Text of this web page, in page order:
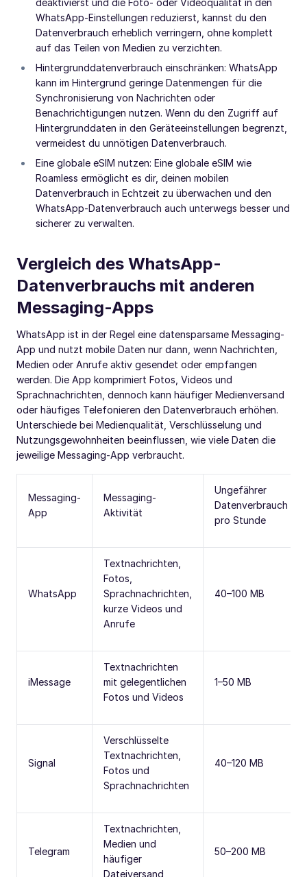
WhatsApp-Einstellungen reduzierst, kannst du den
Datenverbrauch erheblich verringern, ohne komplett
auf das Teilen von Medien zu verzichten.
Hintergrunddatenverbrauch einschränken: WhatsApp
kann im Hintergrund geringe Datenmengen für die
Synchronisierung von Nachrichten oder
Benachrichtigungen nutzen. Wenn du den Zugriff auf
Hintergrunddaten in den Geräteeinstellungen begrenzt,
vermeidest du unnötigen Datenverbrauch.
Eine globale eSIM nutzen: Eine globale eSIM wie
Roamless ermöglicht es dir, deinen mobilen
Datenverbrauch in Echtzeit zu überwachen und den
WhatsApp-Datenverbrauch auch unterwegs besser und
sicherer zu verwalten.
Vergleich des WhatsApp-
Datenverbrauchs mit anderen
Messaging-Apps
WhatsApp ist in der Regel eine datensparsame Messaging-
App und nutzt mobile Daten nur dann, wenn Nachrichten,
Medien oder Anrufe aktiv gesendet oder empfangen
werden. Die App komprimiert Fotos, Videos und
Sprachnachrichten, dennoch kann häufiger Medienversand
oder häufiges Telefonieren den Datenverbrauch erhöhen.
Unterschiede bei Medienqualität, Verschlüsselung und
Nutzungsgewohnheiten beeinflussen, wie viele Daten die
jeweilige Messaging-App verbraucht.
Messaging-
App
Messaging-
Aktivität
Ungefährer
Datenverbrauch
pro Stunde
WhatsApp
Textnachrichten,
Fotos,
Sprachnachrichten,
kurze Videos und
Anrufe
40–100 MB
iMessage
Textnachrichten
mit gelegentlichen
Fotos und Videos
1–50 MB
Signal
Verschlüsselte
Textnachrichten,
Fotos und
Sprachnachrichten
40–120 MB
Telegram
Textnachrichten,
Medien und
häufiger
Dateiversand
50–200 MB